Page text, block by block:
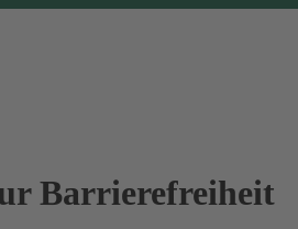
Barrierefreiheit